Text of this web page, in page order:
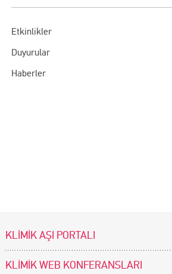
Etkinlikler
Duyurular
Haberler
KLİMİK AŞI PORTALI
KLİMİK WEB KONFERANSLARI